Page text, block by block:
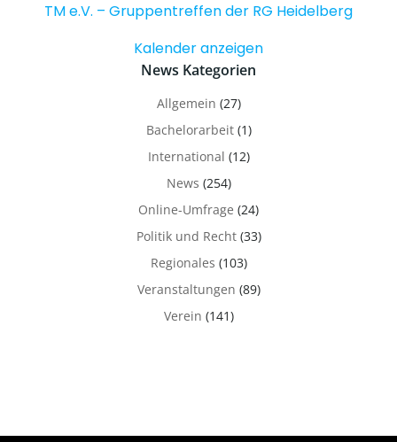
TM e.V. – Gruppentreffen der RG Heidelberg
Kalender anzeigen
News Kategorien
Allgemein (27)
Bachelorarbeit(1)
International (12)
News (254)
Online-Umfrage (24)
Politik und Recht(33)
Regionales (103)
Veranstaltungen (89)
Verein (141)